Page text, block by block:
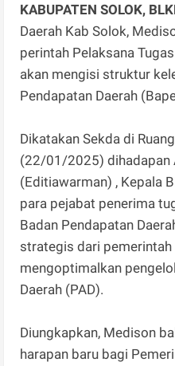
KABUPATEN SOLOK,
Daerah Kab Solok,
perintah Pelaksana
akan mengisi struktur
Pendapatan Daerah
Dikatakan Sekda di
(22/01/2025) dihadapan
(Editiawarman) , Kepala
para pejabat penerima
Badan Pendapatan
strategis dari pemerintah
mengoptimalkan
Daerah (PAD).
Diungkapkan, Medison
harapan baru bagi